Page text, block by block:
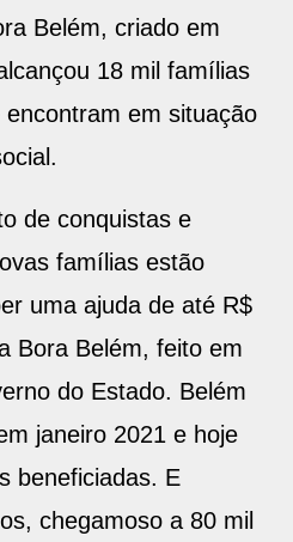
Belém, criado em
18 mil famílias
em situação
de conquistas e
famílias estão
uma ajuda de até R$
Bora Belém, feito em
do Estado. Belém
janeiro 2021 e hoje
beneficiadas. E
chegamoso a 80 mil